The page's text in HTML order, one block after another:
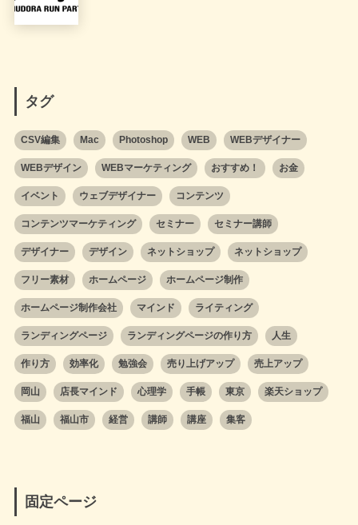
タグ
CSV編集 Mac Photoshop WEB WEBデザイナー
WEBデザイン WEBマーケティング おすすめ！ お金
イベント ウェブデザイナー コンテンツ
コンテンツマーケティング セミナー セミナー講師
デザイナー デザイン ネットショップ ネットショップ
フリー素材 ホームページ ホームページ制作
ホームページ制作会社 マインド ライティング
ランディングページ ランディングページの作り方 人生
作り方 効率化 勉強会 売り上げアップ 売上アップ
岡山 店長マインド 心理学 手帳 東京 楽天ショップ
福山 福山市 経営 講師 講座 集客
固定ページ